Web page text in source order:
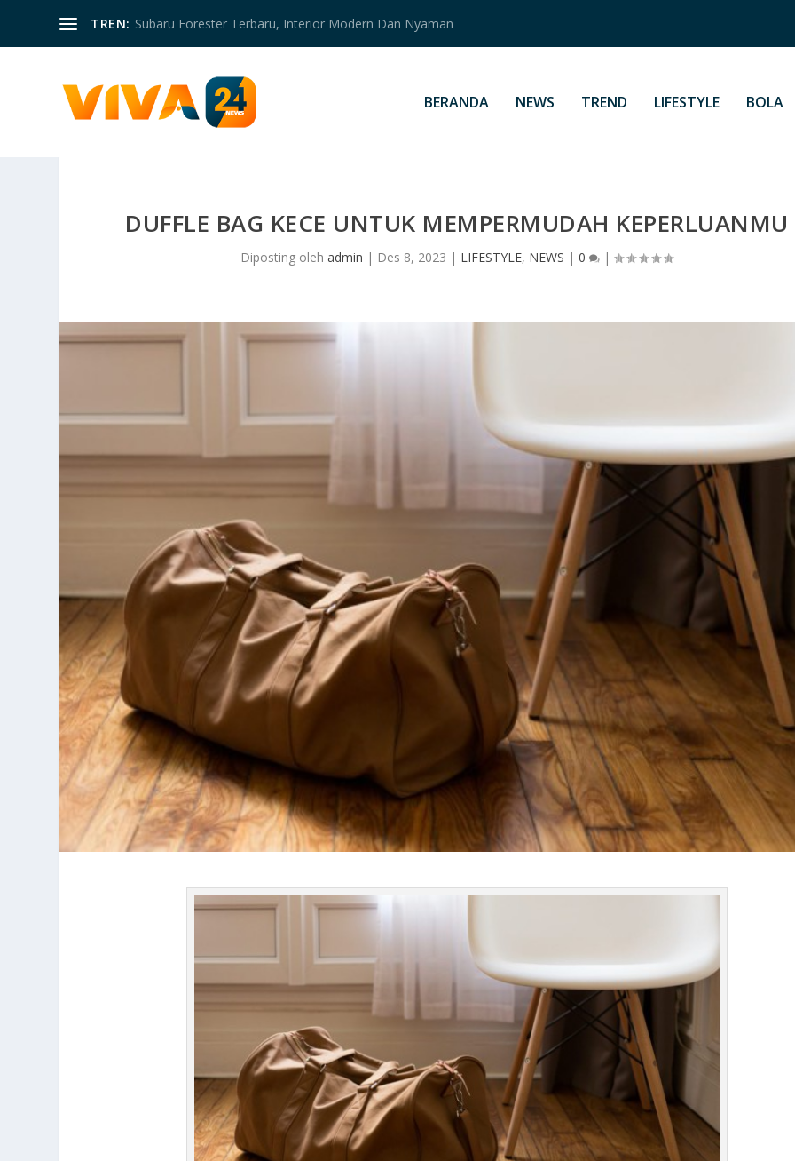
TREN: Subaru Forester Terbaru, Interior Modern Dan Nyaman
BERANDA NEWS TREND LIFESTYLE BOLA
DUFFLE BAG KECE UNTUK MEMPERMUDAH KEPERLUANMU
Diposting olehadmin | Des 8, 2023 | LIFESTYLE, NEWS |0 |